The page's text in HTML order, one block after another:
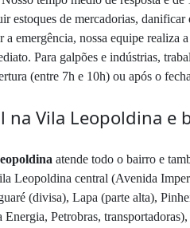
estoques de mercadorias,
a emergência, nossa equipe
Para galpões e indústrias,
(entre 7h e 10h) ou após o
na Vila Leopoldina e
atende todo o bairro e
Leopoldina central (Avenida
(divisa), Lapa (parte alta),
Petrobras,